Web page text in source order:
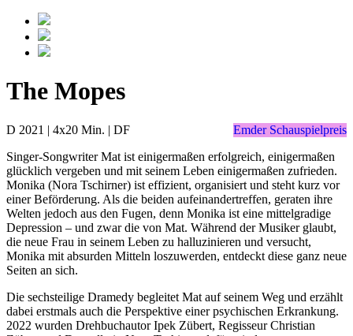
The Mopes
D 2021 | 4x20 Min. | DF
Emder Schauspielpreis
Singer-Songwriter Mat ist einigermaßen erfolgreich, einigermaßen
glücklich vergeben und mit seinem Leben einigermaßen zufrieden.
Monika (Nora Tschirner) ist effizient, organisiert und steht kurz vor
einer Beförderung. Als die beiden aufeinandertreffen, geraten ihre
Welten jedoch aus den Fugen, denn Monika ist eine mittelgradige
Depression – und zwar die von Mat. Während der Musiker glaubt,
die neue Frau in seinem Leben zu halluzinieren und versucht,
Monika mit absurden Mitteln loszuwerden, entdeckt diese ganz neue
Seiten an sich.
Die sechsteilige Dramedy begleitet Mat auf seinem Weg und erzählt
dabei erstmals auch die Perspektive einer psychischen Erkrankung.
2022 wurden Drehbuchautor Ipek Zübert, Regisseur Christian